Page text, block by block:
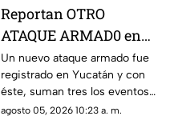
Reportan OTRO
ATAQUE ARMAD0 en
menos de 24 horas en
Yucatán, ahora en la
Mercedes Barrera
Un nuevo ataque armado fue
registrado en Yucatán y con
éste, suman tres los eventos
con arma de fuego ocurridos
agosto 05, 2026 10:23 a. m.